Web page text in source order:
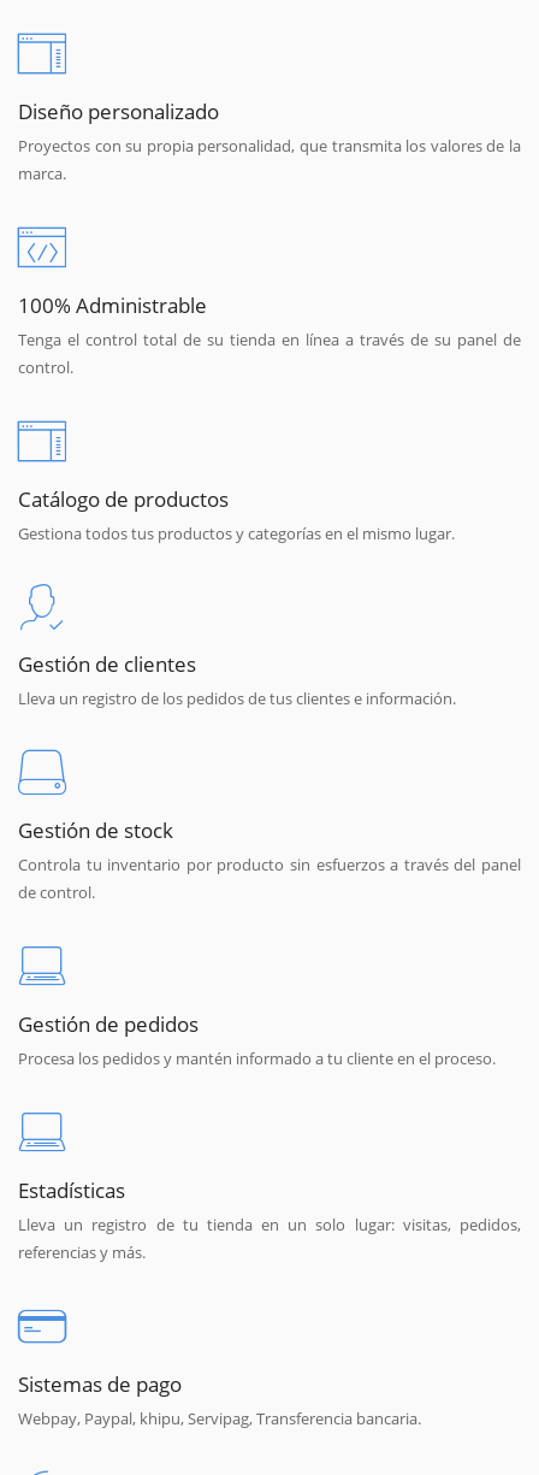
Diseño personalizado
Proyectos con su propia personalidad, que transmita los valores de la
marca.
100% Administrable
Tenga el control total de su tienda en línea a través de su panel de
control.
Catálogo de productos
Gestiona todos tus productos y categorías en el mismo lugar.
Gestión de clientes
Lleva un registro de los pedidos de tus clientes e información.
Gestión de stock
Controla tu inventario por producto sin esfuerzos a través del panel
de control.
Gestión de pedidos
Procesa los pedidos y mantén informado a tu cliente en el proceso.
Estadísticas
Lleva un registro de tu tienda en un solo lugar: visitas, pedidos,
referencias y más.
Sistemas de pago
Webpay, Paypal, khipu, Servipag, Transferencia bancaria.